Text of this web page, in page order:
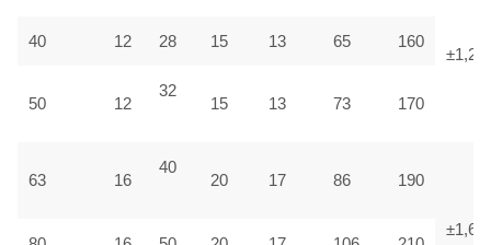
±1,25
40 12 28 15 13 65 160
50 12
32
15 13 73 170
63 16
40
20 17 86 190
±1,6